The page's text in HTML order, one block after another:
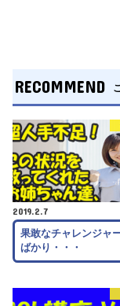
RECOMMEND
2019.2.7
果敢なチャレンジャ
ばかり・・・